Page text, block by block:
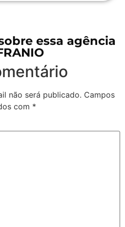
essa agência
não será publicado. Campos
com *